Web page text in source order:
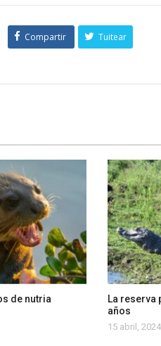
Compartir Tuitear
de nutria
La reserva
años
15 abril, 2024